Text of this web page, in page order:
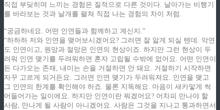
직접 부딪히며 느끼는 경험은 질적으로 다른 것이다. 날아가는 비행기
를 바라보는 것과 날개를 펼쳐 직접 나는 경험의 차이 처럼.
“궁금하네요. 어떤 인연들과 함께하고 계신지.”
“하하하 저와 인연을 맺어보시겠어요? 그러면 잘 알게 되실 텐데. 악연
도 인연이고, 원망과 절망은 인연의 현상이죠. 하지만 그런 현상이 두
려워 인연 맺기를 두려워하면 혼자 고립될 수밖에 없어요. 어떤 인연이
든 다가오는 존재, 내미는 손을 거절하면 안 돼요. 거절하기 시작하면
자꾸 고르게 되거든요. 그러면 인연 맺기가 두려워져요. 인연을 맺고
그 인연의 한계를 확인해야 하죠. 물론 지독해요. 마음이 새카맣게 썩
어들어가는 일이에요. 하지만 인연이란 뭐겠어요? 어차피 만나야 할
사람, 만나게 될 사람이 아니겠어요. 사람은 그것을 지나고 통과하면서